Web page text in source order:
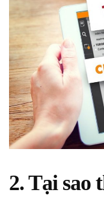
2. Tại sao